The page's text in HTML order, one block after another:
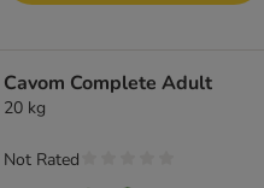
Cavom Complete Adult
20 kg
Not Rated